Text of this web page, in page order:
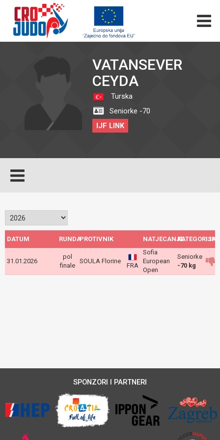
VATANSEVER
CEYDA
Turska
Seniorke -70
IJF LINK
DATUM RUNDAPROTIVNIK NATJECANJEKATEGORIJA
31.01.2026
pol
finale
SOULA Florine
FRA
Sofia
European
Open
Seniorke
-70 kg
SPONZORI I PARTNERI